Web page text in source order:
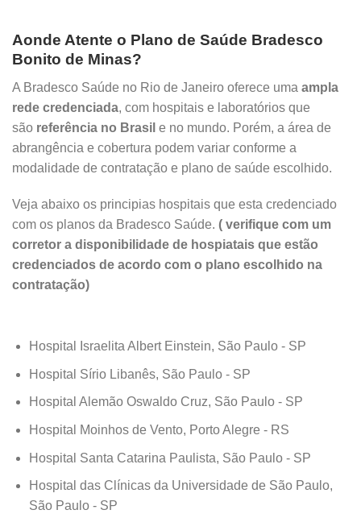
Aonde Atente o Plano de Saúde Bradesco
Bonito de Minas?
A Bradesco Saúde no Rio de Janeiro oferece uma ampla
rede credenciada, com hospitais e laboratórios que
são referência no Brasil e no mundo. Porém, a área de
abrangência e cobertura podem variar conforme a
modalidade de contratação e plano de saúde escolhido.
Veja abaixo os principias hospitais que esta credenciado
com os planos da Bradesco Saúde. ( verifique com um
corretor a disponibilidade de hospiatais que estão
credenciados de acordo com o plano escolhido na
contratação)
Hospital Israelita Albert Einstein, São Paulo - SP
Hospital Sírio Libanês, São Paulo - SP
Hospital Alemão Oswaldo Cruz, São Paulo - SP
Hospital Moinhos de Vento, Porto Alegre - RS
Hospital Santa Catarina Paulista, São Paulo - SP
Hospital das Clínicas da Universidade de São Paulo,
São Paulo - SP